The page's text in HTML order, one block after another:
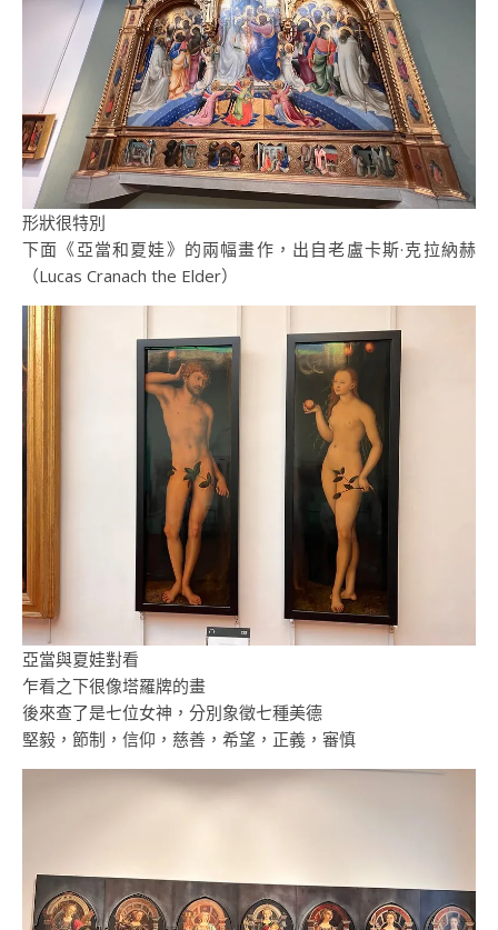
形狀很特別
下面《亞當和夏娃》的兩幅畫作，出自老盧卡斯·克拉納赫
（Lucas Cranach the Elder）
亞當與夏娃對看
乍看之下很像塔羅牌的畫
後來查了是七位女神，分別象徵七種美德
堅毅，節制，信仰，慈善，希望，正義，審慎